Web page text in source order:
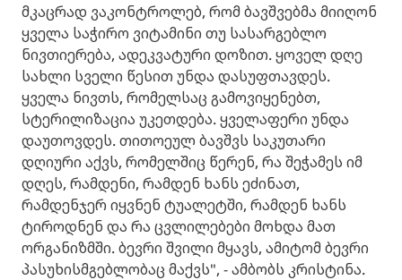
მკაცრად ვაკონტროლებ, რომ ბავშვებმა მიიღონ
ყველა საჭირო ვიტამინი თუ სასარგებლო
ნივთიერება, ადეკვატური დოზით. ყოველ დღე
სახლი სველი წესით უნდა დასუფთავდეს.
ყველა ნივთს, რომელსაც გამოვიყენებთ,
სტერილიზაცია უკეთდება. ყველაფერი უნდა
დაუთოვდეს. თითოეულ ბავშვს საკუთარი
დღიური აქვს, რომელშიც წერენ, რა შეჭამეს იმ
დღეს, რამდენი, რამდენ ხანს ეძინათ,
რამდენჯერ იყვნენ ტუალეტში, რამდენ ხანს
ტიროდნენ და რა ცვლილებები მოხდა მათ
ორგანიზმში. ბევრი შვილი მყავს, ამიტომ ბევრი
პასუხისმგებლობაც მაქვს", - ამბობს კრისტინა.